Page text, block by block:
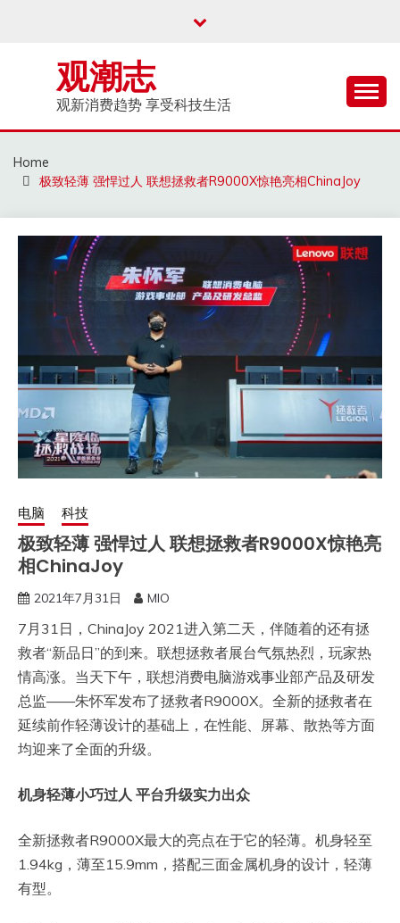
观潮志
观新消费趋势 享受科技生活
Home
极致轻薄 强悍过人 联想拯救者R9000X惊艳亮相ChinaJoy
电脑 科技
极致轻薄 强悍过人 联想拯救者R9000X惊艳亮
相ChinaJoy
2021年7月31日 MIO
7月31日，ChinaJoy 2021进入第二天，伴随着的还有拯
救者“新品日”的到来。联想拯救者展台气氛热烈，玩家热
情高涨。当天下午，联想消费电脑游戏事业部产品及研发
总监——朱怀军发布了拯救者R9000X。全新的拯救者在
延续前作轻薄设计的基础上，在性能、屏幕、散热等方面
均迎来了全面的升级。
机身轻薄小巧过人 平台升级实力出众
全新拯救者R9000X最大的亮点在于它的轻薄。机身轻至
1.94kg，薄至15.9mm，搭配三面金属机身的设计，轻薄
有型。